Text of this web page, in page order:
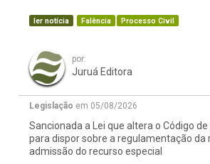
ler notícia Falência Processo Civil
por:
Juruá Editora
Legislação em 05/08/2026
Sancionada a Lei que altera o Código de
para dispor sobre a regulamentação da
admissão do recurso especial